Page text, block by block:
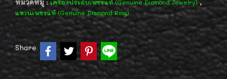
เครื่องประดับเพชรแท้ (Genuine Diamond Jewelry)
แหวนเพชรแท้ (Genuine Diamond Ring)
Share